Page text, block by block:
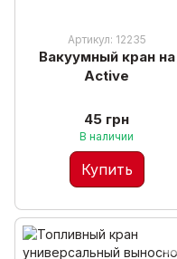
Артикул: 12235
Вакуумный кран на
Active
45 грн
В наличии
Купить